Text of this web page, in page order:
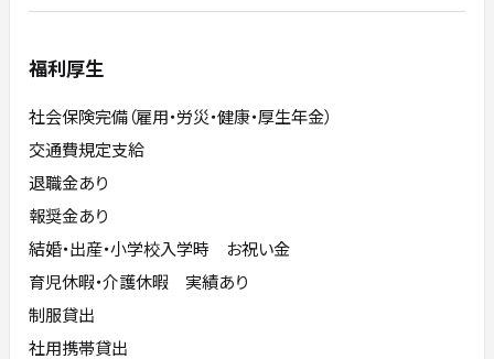
福利厚生
社会保険完備（雇用・労災・健康・厚生年金）
交通費規定支給
退職金あり
報奨金あり
結婚・出産・小学校入学時 お祝い金
育児休暇・介護休暇 実績あり
制服貸出
社用携帯貸出